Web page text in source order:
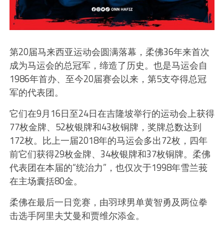
第20届马来西亚运动会圆满落幕，柔佛36年来首次
成为马运会的总冠军，缔造了历史。也是马运会自
1986年首办、至今20届赛会以来，第5支夺得总冠
军的代表团。
它们在9月16日至24日在吉隆坡举行的运动会上获得
77枚金牌、52枚银牌和43枚铜牌，奖牌总数达到
172枚。比上一届2018年的马运会多出72枚，四年
前它们获得29枚金牌、34枚银牌和37枚铜牌。柔佛
代表团在本届的“统治力”，也仅次于1998年雪兰莪
在主场囊括80金。
柔佛在最后一日竞赛，由羽球男单黄智勇及两位拳
击选手阿里夫艾曼和贾维尔添金。